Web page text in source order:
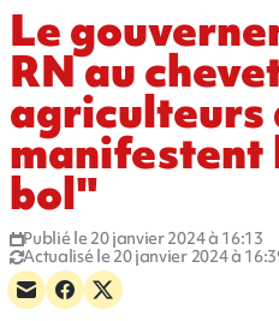
Le
RN au
agriculteurs
manifestent
bol"
Publié le 20 janvier 2024 à 16:13
Actualisé le 20 janvier 2024 à